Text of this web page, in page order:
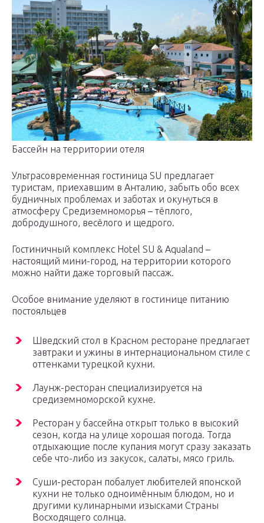
Бассейн на территории отеля
Ультрасовременная гостиница SU предлагает
туристам, приехавшим в Анталию, забыть обо всех
будничных проблемах и заботах и окунуться в
атмосферу Средиземноморья – тёплого,
добродушного, весёлого и щедрого.
Гостиничный комплекс Hotel SU & Aqualand –
настоящий мини-город, на территории которого
можно найти даже торговый пассаж.
Особое внимание уделяют в гостинице питанию
постояльцев
Шведский стол в Красном ресторане предлагает
завтраки и ужины в интернациональном стиле с
оттенками турецкой кухни.
Лаунж-ресторан специализируется на
средиземноморской кухне.
Ресторан у бассейна открыт только в высокий
сезон, когда на улице хорошая погода. Тогда
отдыхающие после купания могут сразу заказать
себе что-либо из закусок, салаты, мясо гриль.
Суши-ресторан побалует любителей японской
кухни не только одноимённым блюдом, но и
другими кулинарными изысками Страны
Восходящего солнца.